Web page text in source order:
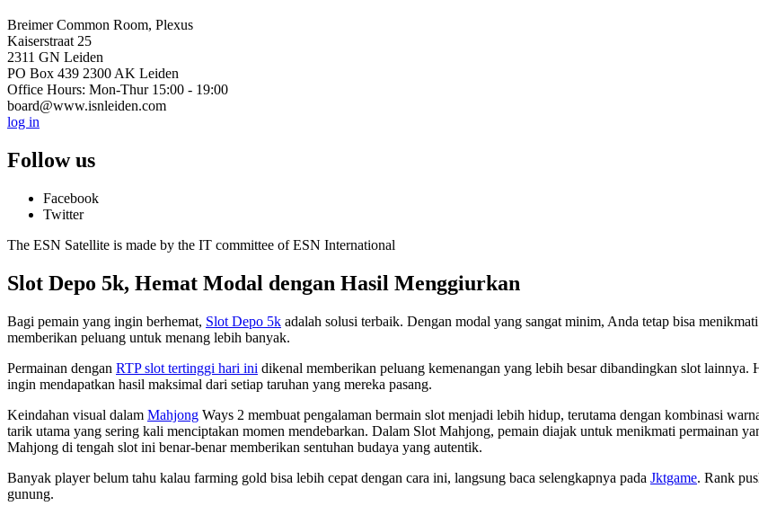
Breimer Common Room, Plexus
Kaiserstraat 25
2311 GN Leiden
PO Box 439 2300 AK Leiden
Office Hours: Mon-Thur 15:00 - 19:00
board@www.isnleiden.com
log in
Follow us
Facebook
Twitter
The ESN Satellite is made by the IT committee of ESN International
Slot Depo 5k, Hemat Modal dengan Hasil Menggiurkan
Bagi pemain yang ingin berhemat, Slot Depo 5k adalah solusi terbaik. Dengan modal yang sangat minim, Anda tetap bisa
memberikan peluang untuk menang lebih banyak.
Permainan dengan RTP slot tertinggi hari ini dikenal memberikan peluang kemenangan yang lebih besar dibandingkan slot
ingin mendapatkan hasil maksimal dari setiap taruhan yang mereka pasang.
Keindahan visual dalam Mahjong Ways 2 membuat pengalaman bermain slot menjadi lebih hidup, terutama dengan kombinasi
tarik utama yang sering kali menciptakan momen mendebarkan. Dalam Slot Mahjong, pemain diajak untuk menikmati permainan
Mahjong di tengah slot ini benar-benar memberikan sentuhan budaya yang autentik.
Banyak player belum tahu kalau farming gold bisa lebih cepat dengan cara ini, langsung baca selengkapnya pada Jktgame. Rank
gunung.